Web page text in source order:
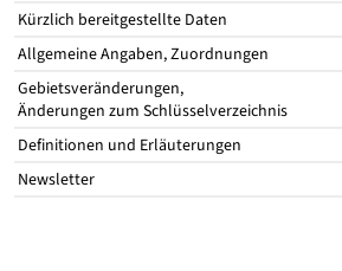
Kürzlich bereitgestellte Daten
Allgemeine Angaben, Zuordnungen
Gebietsveränderungen,
Änderungen zum Schlüsselverzeichnis
Definitionen und Erläuterungen
Newsletter